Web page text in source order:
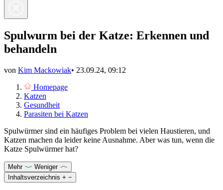
Spulwurm bei der Katze: Erkennen und
behandeln
von Kim Mackowiak• 23.09.24, 09:12
Homepage
Katzen
Gesundheit
Parasiten bei Katzen
Spulwürmer sind ein häufiges Problem bei vielen Haustieren, und
Katzen machen da leider keine Ausnahme. Aber was tun, wenn die
Katze Spulwürmer hat?
Mehr
Weniger
Inhaltsverzeichnis + −